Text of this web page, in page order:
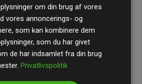
ordning, der sikrer høj
i klimainvesteringer.
om de konkrete projekter
om din brug af vores
vores annoncerings- og
som kan kombinere dem
som du har givet
de har indsamlet fra din brug
Privatlivspolitik